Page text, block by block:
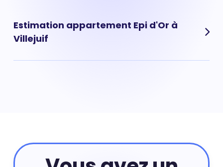
rares qui affichent un prix au m² souvent élevé.
Estimation appartement Epi d'Or à
Villejuif
engagement.